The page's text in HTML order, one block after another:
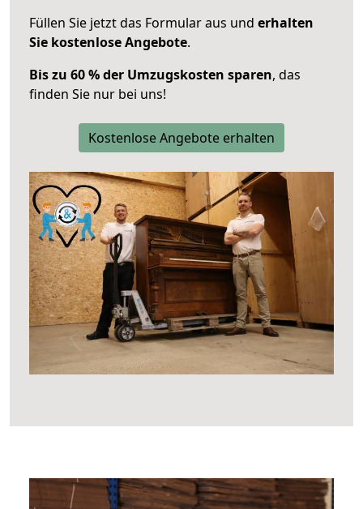
Füllen Sie jetzt das Formular aus und erhalten
Sie kostenlose Angebote.
Bis zu 60 % der Umzugskosten sparen, das
finden Sie nur bei uns!
Kostenlose Angebote erhalten